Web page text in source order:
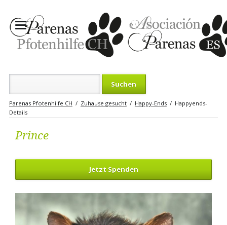
Parenas Pfotenhilfe CH Zuhause gesucht Happy-Ends
Happyends-
Details
Prince
Jetzt Spenden